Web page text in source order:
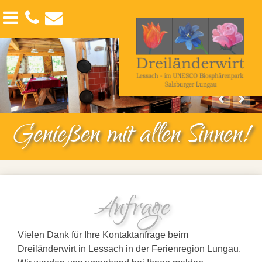
Genießen mit allen Sinnen!
Anfrage
Vielen Dank für Ihre Kontaktanfrage beim
Dreiländerwirt in Lessach in der Ferienregion Lungau.
Interessante Films
Sommerurlaub
Winterurlaub
Seminars & Workshops
Links
Anreise-Abreise
Impressum
Datenschutzerklärung
Suche